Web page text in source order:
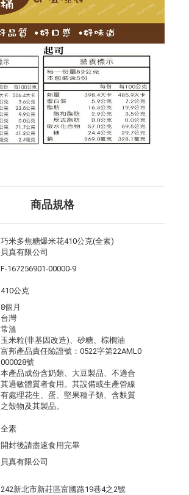
商品規格
巧米多焦糖爆米花410公克(全素)
貝真有限公司
F-167256901-00000-9
410公克
8個月
台灣
常溫
玉米粒(非基因改造)、砂糖、棕櫚油
富邦產品責任險證號：0522字第22AML0
000028號
本產品成份含奶類、大豆製品、不適合
其過敏體質者食用。其設備或生產管線
有處理花生、蛋、堅果種子類、含麩質
之殼物及其製品。
全素
開封後請盡速食用完畢
貝真有限公司
242新北市新莊區富國路19巷4之2號